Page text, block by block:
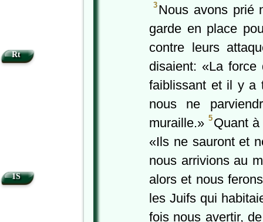
3 Nous avons prié
garde en place
contre leurs
disaient: «La force
faiblissant et il y a
nous ne
muraille.»5 Quant
«Ils ne sauront et
nous arrivions au
alors et nous
les Juifs qui
fois nous avertir,
Rt
1S